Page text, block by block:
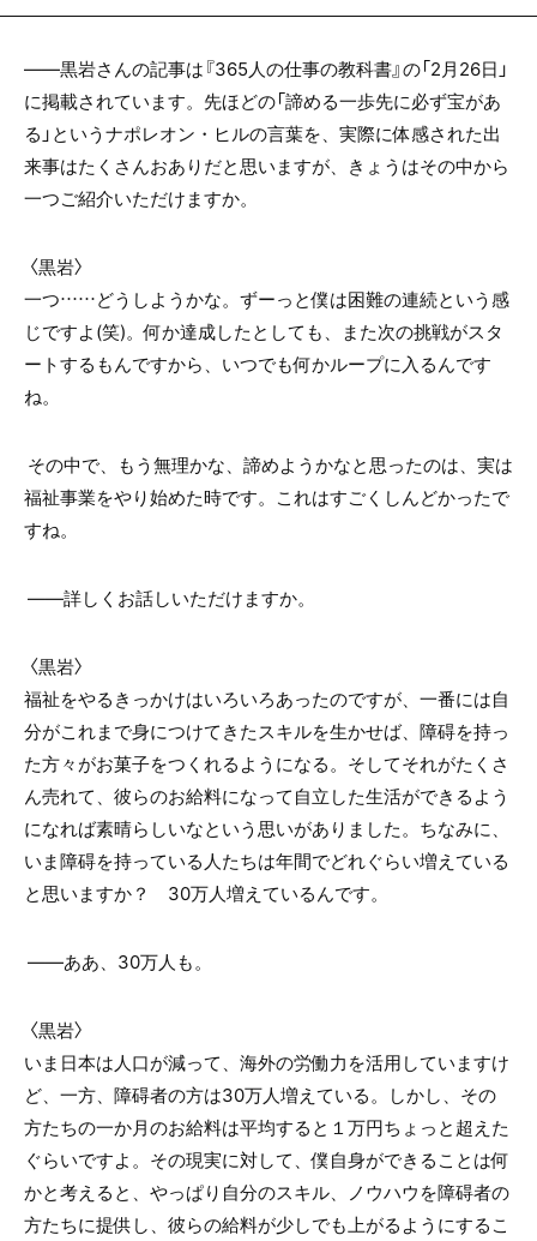
――黒岩さんの記事は『365人の仕事の教科書』の「2月26日」
に掲載されています。先ほどの「諦める一歩先に必ず宝があ
る」というナポレオン・ヒルの言葉を、実際に体感された出
来事はたくさんおありだと思いますが、きょうはその中から
一つご紹介いただけますか。
〈黒岩〉
一つ……どうしようかな。ずーっと僕は困難の連続という感
じですよ(笑)。何か達成したとしても、また次の挑戦がスタ
ートするもんですから、いつでも何かループに入るんです
ね。
その中で、もう無理かな、諦めようかなと思ったのは、実は
福祉事業をやり始めた時です。これはすごくしんどかったで
すね。
――詳しくお話しいただけますか。
〈黒岩〉
福祉をやるきっかけはいろいろあったのですが、一番には自
分がこれまで身につけてきたスキルを生かせば、障碍を持っ
た方々がお菓子をつくれるようになる。そしてそれがたくさ
ん売れて、彼らのお給料になって自立した生活ができるよう
になれば素晴らしいなという思いがありました。ちなみに、
いま障碍を持っている人たちは年間でどれぐらい増えている
と思いますか？ 30万人増えているんです。
――ああ、 30万人も。
〈黒岩〉
いま日本は人口が減って、海外の労働力を活用していますけ
ど、一方、障碍者の方は30万人増えている。しかし、その
方たちの一か月のお給料は平均すると１万円ちょっと超えた
ぐらいですよ。その現実に対して、僕自身ができることは何
かと考えると、やっぱり自分のスキル、ノウハウを障碍者の
方たちに提供し、彼らの給料が少しでも上がるようにするこ